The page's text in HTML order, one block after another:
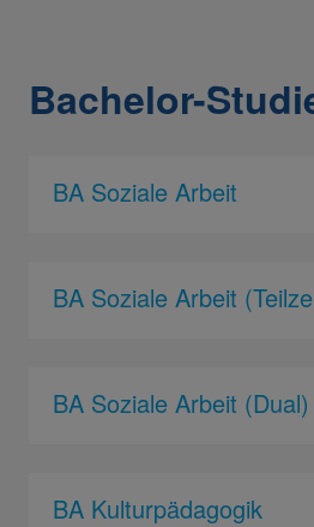
Bachelor-
BA Soziale Arbeit
BA Soziale Arbeit
BA Soziale Arbeit (Dual)
BA Kulturpädagogik